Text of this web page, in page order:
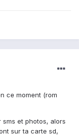
ce moment (rom
et photos, alors
sur ta carte sd,